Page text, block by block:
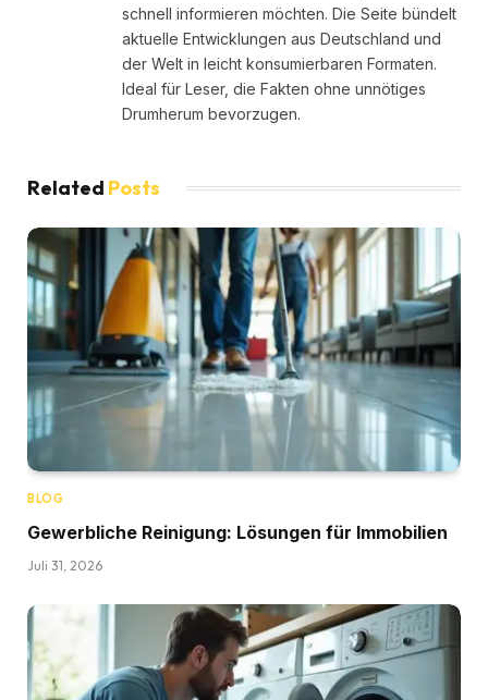
schnell informieren möchten. Die Seite bündelt
aktuelle Entwicklungen aus Deutschland und
der Welt in leicht konsumierbaren Formaten.
Ideal für Leser, die Fakten ohne unnötiges
Drumherum bevorzugen.
Related Posts
BLOG
Gewerbliche Reinigung: Lösungen für Immobilien
Juli 31, 2026